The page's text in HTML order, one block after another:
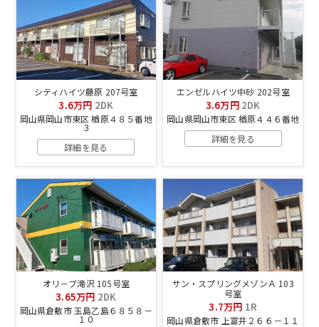
シティハイツ藤原 207号室
3.6万円 2DK
岡山県岡山市東区 楢原４８５番地
３
詳細を見る
エンゼルハイツ中砂 202号室
3.6万円 2DK
岡山県岡山市東区 楢原４４６番地
詳細を見る
オリ－ブ滝沢 105号室
3.65万円 2DK
岡山県倉敷市 玉島乙島６８５８－
１０
サン・スプリングメゾンＡ 103
号室
3.7万円 1R
岡山県倉敷市 上富井２６６－１１